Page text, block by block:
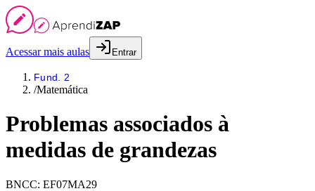
Acessar mais aulas Entrar
Fund. 2
/Matemática
Problemas associados à
medidas de grandezas
BNCC: EF07MA29